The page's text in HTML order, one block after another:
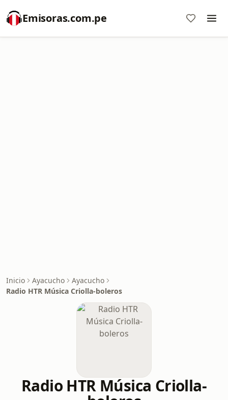
Emisoras.com.pe
Inicio Ayacucho
Ayacucho
Radio HTR Música Criolla-boleros
Radio HTR Música Criolla-